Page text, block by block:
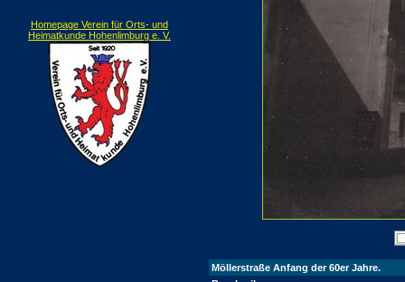
Homepage Verein für Orts- und
Heimatkunde Hohenlimburg e. V.
Möllerstraße Anfang der 60er Jahre.